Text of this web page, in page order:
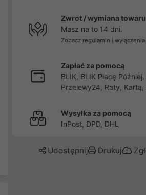
Zwrot / wymiana towaru
Masz na to 14 dni.
Zobacz regulamin i
Zapłać za pomocą
BLIK, BLIK Płacę
Przelewy24, Raty,
Wysyłka za pomocą
InPost, DPD, DHL
Udostępnij Drukuj